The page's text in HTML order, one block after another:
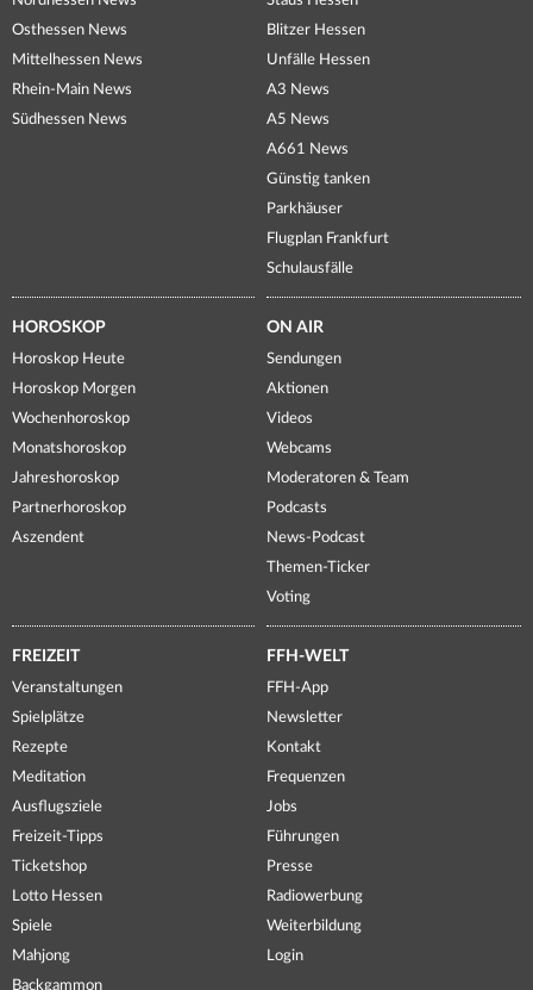
Osthessen News
Mittelhessen News
Rhein-Main News
Südhessen News
Blitzer Hessen
Unfälle Hessen
A3 News
A5 News
A661 News
Günstig tanken
Parkhäuser
Flugplan Frankfurt
Schulausfälle
HOROSKOP
Horoskop Heute
Horoskop Morgen
Wochenhoroskop
Monatshoroskop
Jahreshoroskop
Partnerhoroskop
Aszendent
ON AIR
Sendungen
Aktionen
Videos
Webcams
Moderatoren & Team
Podcasts
News-Podcast
Themen-Ticker
Voting
FREIZEIT
Veranstaltungen
Spielplätze
Rezepte
Meditation
Ausflugsziele
Freizeit-Tipps
Ticketshop
Lotto Hessen
Spiele
Mahjong
Backgammon
FFH-WELT
FFH-App
Newsletter
Kontakt
Frequenzen
Jobs
Führungen
Presse
Radiowerbung
Weiterbildung
Login